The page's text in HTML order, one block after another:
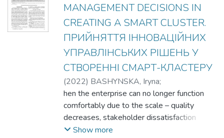
MANAGEMENT DECISIONS IN
CREATING A SMART CLUSTER.
ПРИЙНЯТТЯ ІННОВАЦІЙНИХ
УПРАВЛІНСЬКИХ РІШЕНЬ У
СТВОРЕННІ СМАРТ-КЛАСТЕРУ
(2022) BASHYNSKA, Iryna;
БАШИНСЬКА, Ірина Олександрівна;
EISAI, Salah;ЕЙСАЙ, Салах Абу Ісбайха
Алмабрук
hen the enterprise can no longer function
comfortably due to the scale – quality
decreases, stakeholder dissatisfaction
increases – there is a blocking point, after
Show more